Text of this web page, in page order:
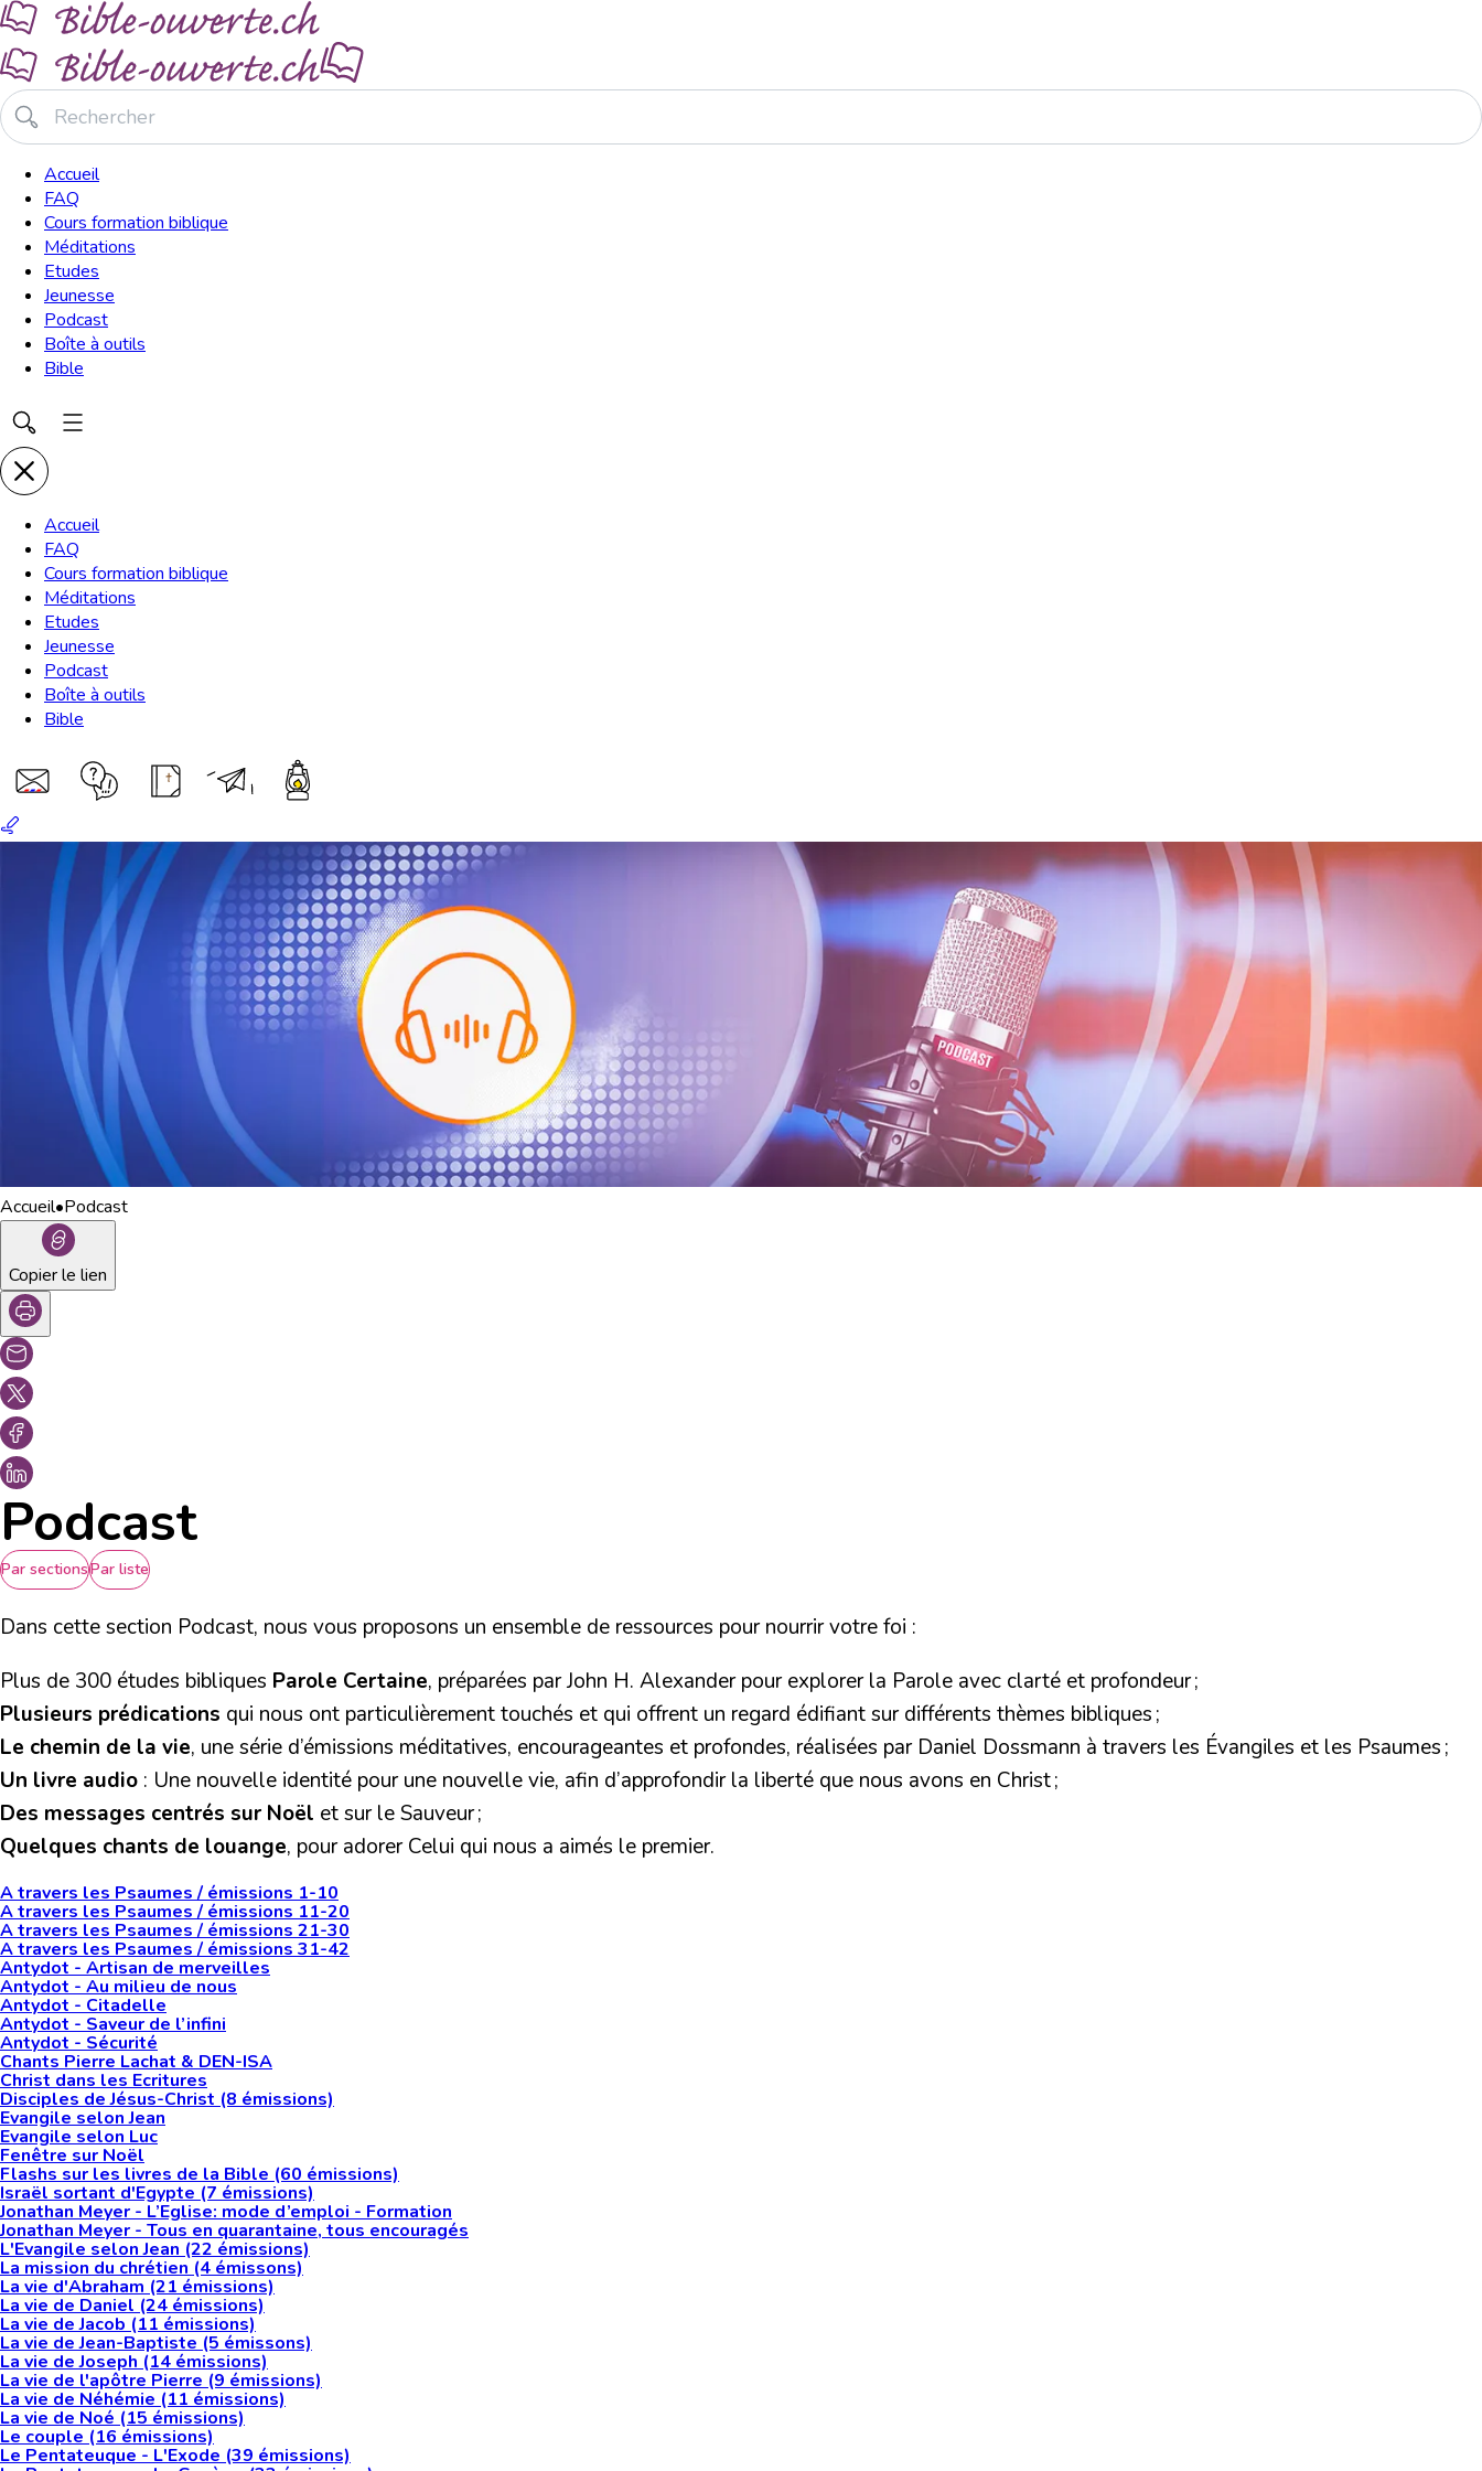
Accueil
FAQ
Cours formation biblique
Méditations
Etudes
Jeunesse
Podcast
Boîte à outils
Bible
Accueil
FAQ
Cours formation biblique
Méditations
Etudes
Jeunesse
Podcast
Boîte à outils
Bible
Accueil•Podcast
Copier le lien
Podcast
Par sectionsPar liste
Dans cette section Podcast, nous vous proposons un ensemble de ressources pour nourrir votre foi :
Plus de 300 études bibliques Parole Certaine, préparées par John H. Alexander pour explorer la Parole avec clarté et profondeur ;
Plusieurs prédications qui nous ont particulièrement touchés et qui offrent un regard édifiant sur différents thèmes bibliques ;
Le chemin de la vie, une série d’émissions méditatives, encourageantes et profondes, réalisées par Daniel Dossmann à travers les Évangiles et les Psaumes ;
Un livre audio : Une nouvelle identité pour une nouvelle vie, afin d’approfondir la liberté que nous avons en Christ ;
Des messages centrés sur Noël et sur le Sauveur ;
Quelques chants de louange, pour adorer Celui qui nous a aimés le premier.
A travers les Psaumes / émissions 1-10
A travers les Psaumes / émissions 11-20
A travers les Psaumes / émissions 21-30
A travers les Psaumes / émissions 31-42
Antydot - Artisan de merveilles
Antydot - Au milieu de nous
Antydot - Citadelle
Antydot - Saveur de l’infini
Antydot - Sécurité
Chants Pierre Lachat & DEN-ISA
Christ dans les Ecritures
Disciples de Jésus-Christ (8 émissions)
Evangile selon Jean
Evangile selon Luc
Fenêtre sur Noël
Flashs sur les livres de la Bible (60 émissions)
Israël sortant d'Egypte (7 émissions)
Jonathan Meyer - L’Eglise: mode d’emploi - Formation
Jonathan Meyer - Tous en quarantaine, tous encouragés
L'Evangile selon Jean (22 émissions)
La mission du chrétien (4 émissons)
La vie d'Abraham (21 émissions)
La vie de Daniel (24 émissions)
La vie de Jacob (11 émissions)
La vie de Jean-Baptiste (5 émissons)
La vie de Joseph (14 émissions)
La vie de l'apôtre Pierre (9 émissions)
La vie de Néhémie (11 émissions)
La vie de Noé (15 émissions)
Le couple (16 émissions)
Le Pentateuque - L'Exode (39 émissions)